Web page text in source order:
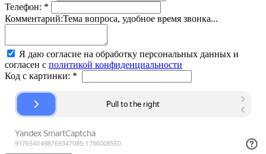
Телефон: *
Комментарий:Тема вопроса, удобное время звонка...
Я даю согласие на обработку персональных данных и
согласен с политикой конфиденциальности
Код с картинки: *